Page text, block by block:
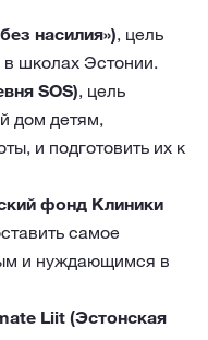
насилия»), цель
в школах Эстонии.
SOS), цель
дом детям,
и подготовить их к
фонд Клиники
самое
и нуждающимся в
Liit (Эстонская